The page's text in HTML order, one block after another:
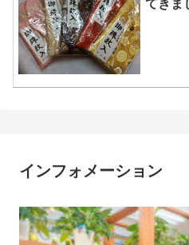
てきま
インフォメーション